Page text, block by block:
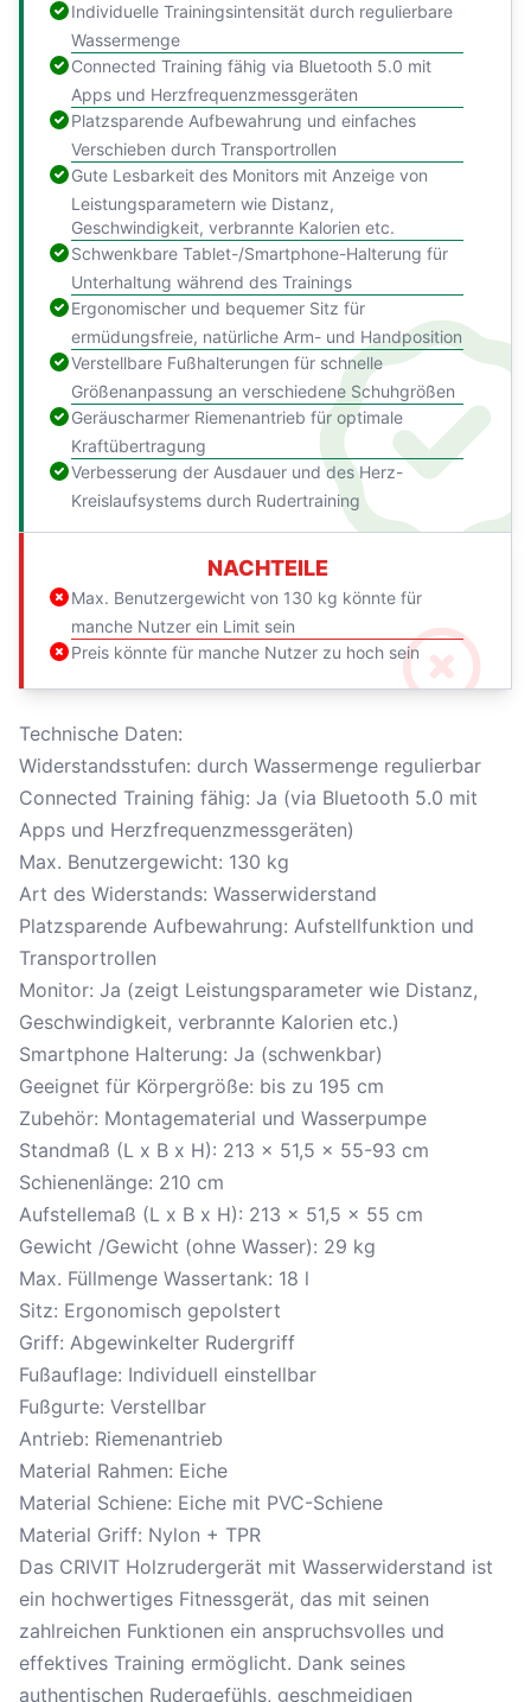
Individuelle Trainingsintensität durch regulierbare
Wassermenge
Connected Training fähig via Bluetooth 5.0 mit
Apps und Herzfrequenzmessgeräten
Platzsparende Aufbewahrung und einfaches
Verschieben durch Transportrollen
Gute Lesbarkeit des Monitors mit Anzeige von
Leistungsparametern wie Distanz,
Geschwindigkeit, verbrannte Kalorien etc.
Schwenkbare Tablet-/Smartphone-Halterung für
Unterhaltung während des Trainings
Ergonomischer und bequemer Sitz für
ermüdungsfreie, natürliche Arm- und Handposition
Verstellbare Fußhalterungen für schnelle
Größenanpassung an verschiedene Schuhgrößen
Geräuscharmer Riemenantrieb für optimale
Kraftübertragung
Verbesserung der Ausdauer und des Herz-
Kreislaufsystems durch Rudertraining
NACHTEILE
Max. Benutzergewicht von 130 kg könnte für
manche Nutzer ein Limit sein
Preis könnte für manche Nutzer zu hoch sein
Technische Daten:
Widerstandsstufen: durch Wassermenge regulierbar
Connected Training fähig: Ja (via Bluetooth 5.0 mit
Apps und Herzfrequenzmessgeräten)
Max. Benutzergewicht: 130 kg
Art des Widerstands: Wasserwiderstand
Platzsparende Aufbewahrung: Aufstellfunktion und
Transportrollen
Monitor: Ja (zeigt Leistungsparameter wie Distanz,
Geschwindigkeit, verbrannte Kalorien etc.)
Smartphone Halterung: Ja (schwenkbar)
Geeignet für Körpergröße: bis zu 195 cm
Zubehör: Montagematerial und Wasserpumpe
Standmaß (L x B x H): 213 x 51,5 x 55-93 cm
Schienenlänge: 210 cm
Aufstellemaß (L x B x H): 213 x 51,5 x 55 cm
Gewicht /Gewicht (ohne Wasser): 29 kg
Max. Füllmenge Wassertank: 18 l
Sitz: Ergonomisch gepolstert
Griff: Abgewinkelter Rudergriff
Fußauflage: Individuell einstellbar
Fußgurte: Verstellbar
Antrieb: Riemenantrieb
Material Rahmen: Eiche
Material Schiene: Eiche mit PVC-Schiene
Material Griff: Nylon + TPR
Das CRIVIT Holzrudergerät mit Wasserwiderstand ist
ein hochwertiges Fitnessgerät, das mit seinen
zahlreichen Funktionen ein anspruchsvolles und
effektives Training ermöglicht. Dank seines
authentischen Rudergefühls, geschmeidigen